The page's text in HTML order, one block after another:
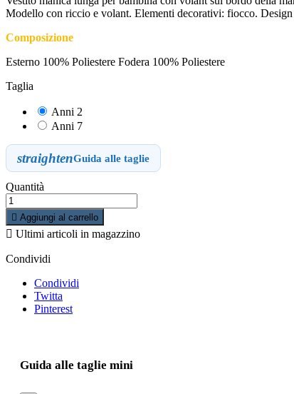
Modello con riccio e volant. Elementi decorativi: fiocco. Design
Composizione
Esterno 100% Poliestere Fodera 100% Poliestere
Taglia
Anni 2
Anni 7
straightenGuida alle taglie
Quantità
 Aggiungi al carrello
 Ultimi articoli in magazzino
Condividi
Condividi
Twitta
Pinterest
Guida alle taglie mini